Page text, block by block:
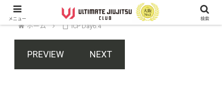
ホーム ICP Day6.4
PREVIEW NEXT
メニュー 検索